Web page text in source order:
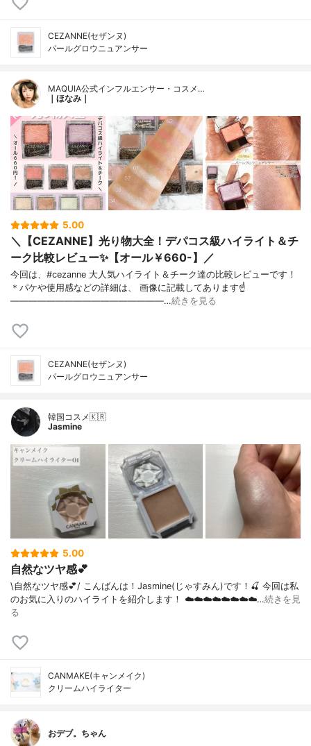
CEZANNE(セザンヌ)
パールグロウニュアンサー
MAQUIA公式インフルエンサー・コスメ…
｜ほなみ｜
5.00
＼【CEZANNE】光り物大全！デパコス級ハイライト＆チ
ーク比較レビュー✨【オール￥660-】／
今回は、#cezanne 大人気ハイライト＆チーク達の比較レビューです！
＊パケや使用感などの詳細は、 画像に記載してあります☝
—————————————————…続きを見る
CEZANNE(セザンヌ)
パールグロウニュアンサー
韓国コスメ🇰🇷
Jasmine
5.00
自然なツヤ感💕
\自然なツヤ感💕/ こんばんは！Jasmine(じゃすみん)です！🍒 今回は私
のお気に入りのハイライトを紹介します！ ☁️☁️☁️☁️☁️☁️☁️☁️…続きを見
る
CANMAKE(キャンメイク)
クリームハイライター
おデブ。ちゃん